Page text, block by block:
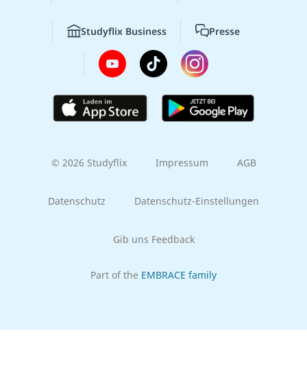
Studyflix Business Presse
© 2026 Studyflix Impressum AGB
Datenschutz Datenschutz-Einstellungen
Gib uns Feedback
Part of the EMBRACE family